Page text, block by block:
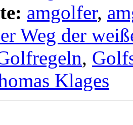
amgolfer,
Weg der
,
Klages